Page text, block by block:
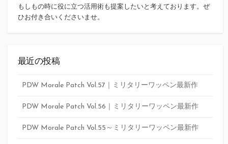
もしもの時に役に立つ活用術も提案したいと考えております。ぜ
ひお付き合いくださいませ。
最近の投稿
PDW Morale Patch Vol.57｜ミリタリーワッペン最新作
PDW Morale Patch Vol.56｜ミリタリーワッペン最新作
PDW Morale Patch Vol.55～ミリタリーワッペン最新作